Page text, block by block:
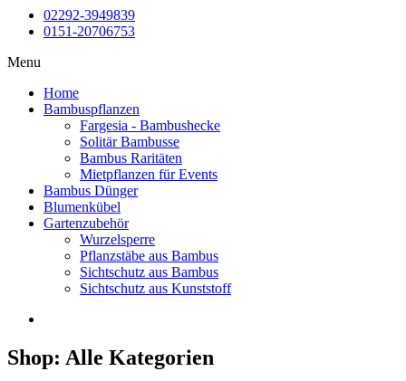
02292-3949839
0151-20706753
Menu
Home
Bambuspflanzen
Fargesia - Bambushecke
Solitär Bambusse
Bambus Raritäten
Mietpflanzen für Events
Bambus Dünger
Blumenkübel
Gartenzubehör
Wurzelsperre
Pflanzstäbe aus Bambus
Sichtschutz aus Bambus
Sichtschutz aus Kunststoff
Shop: Alle Kategorien